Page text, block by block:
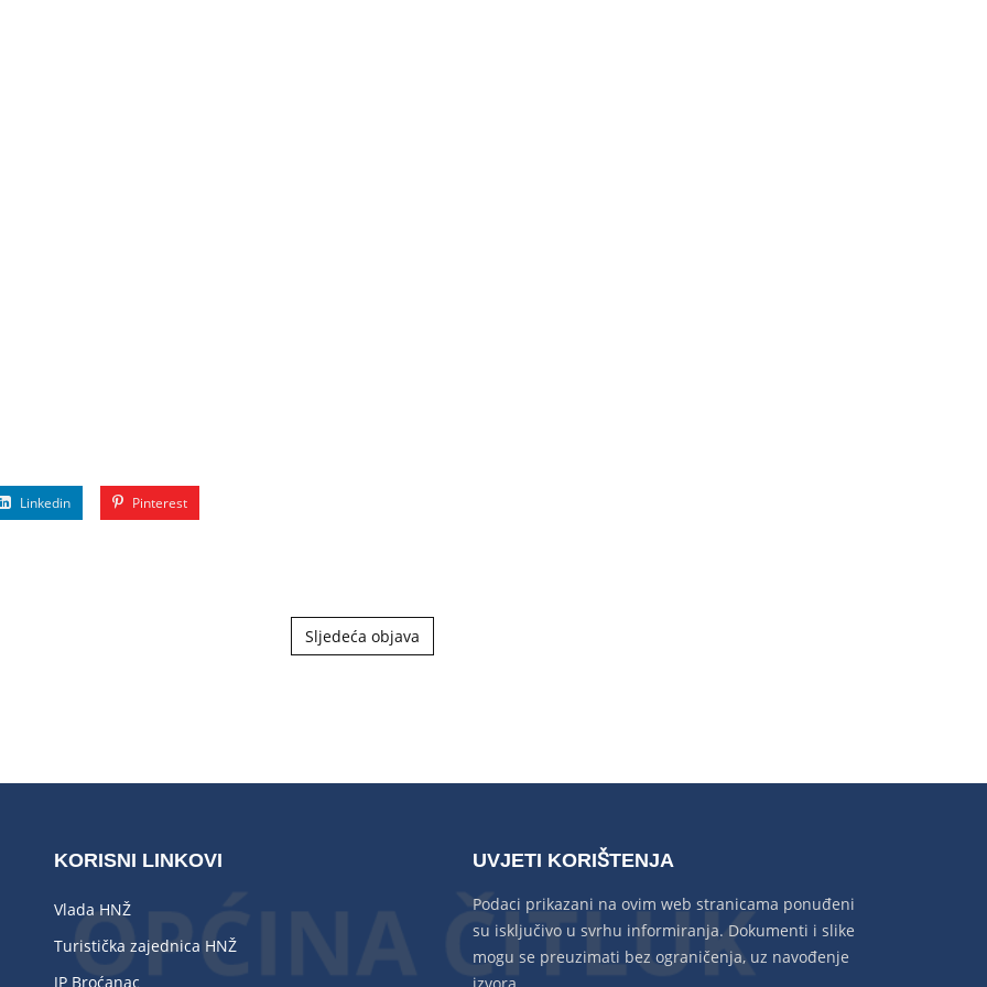
Linkedin Pinterest
Sljedeća objava
KORISNI LINKOVI
Vlada HNŽ
Turistička zajednica HNŽ
JP Broćanac
UVJETI KORIŠTENJA
Podaci prikazani na ovim web stranicama ponuđeni
su isključivo u svrhu informiranja. Dokumenti i slike
mogu se preuzimati bez ograničenja, uz navođenje